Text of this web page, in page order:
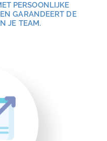
PERSOONLIJKE
GARANDEERT DE
JE TEAM.